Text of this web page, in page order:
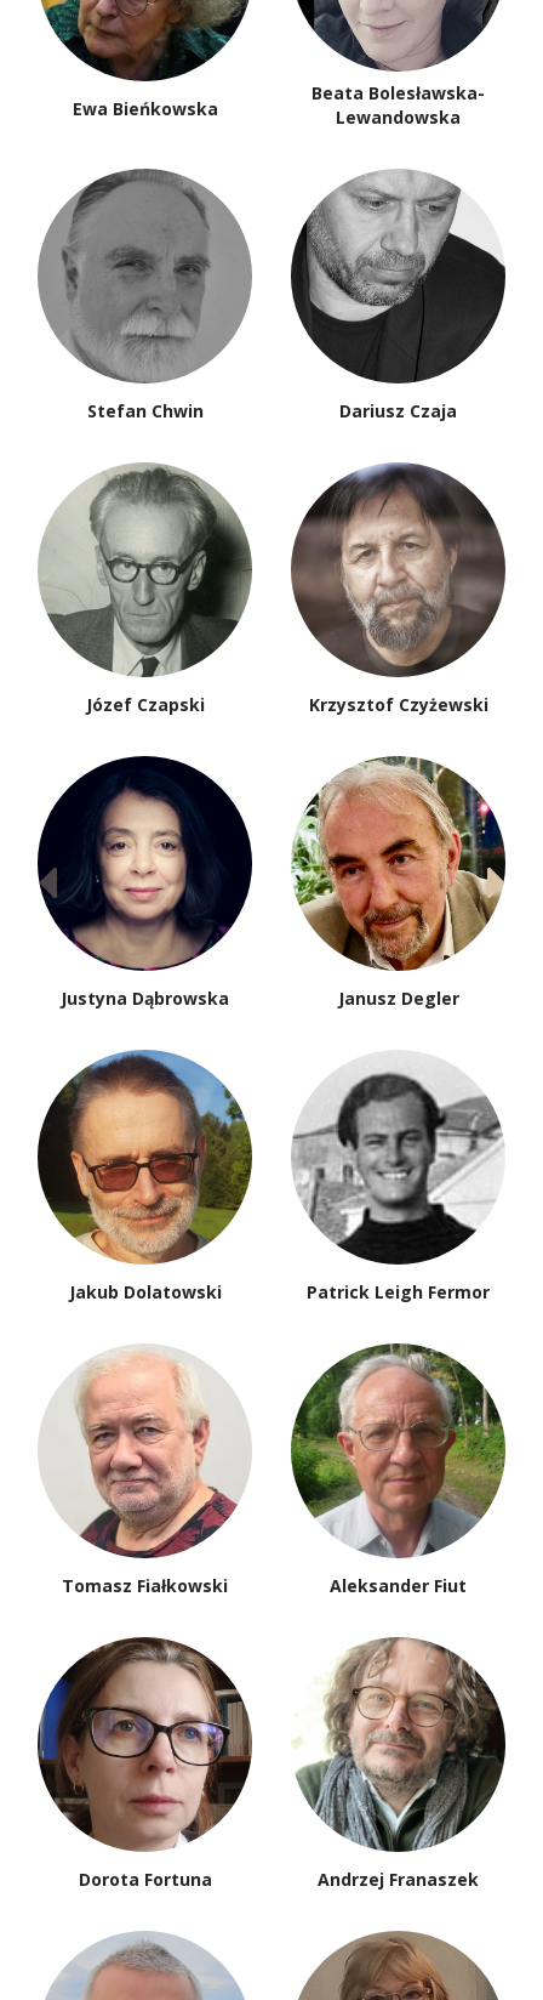
Ewa Bieńkowska
Beata Bolesławska-
Lewandowska
Stefan Chwin Dariusz Czaja
Józef Czapski Krzysztof Czyżewski
Justyna Dąbrowska Janusz Degler
Jakub Dolatowski Patrick Leigh Fermor
Tomasz Fiałkowski Aleksander Fiut
Dorota Fortuna Andrzej Franaszek